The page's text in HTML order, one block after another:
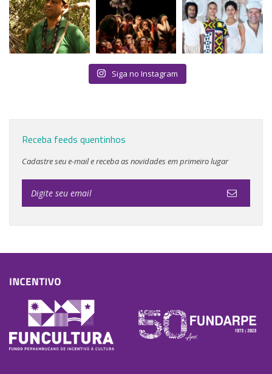
Siga no Instagram
Receba feeds quentinhos
Cadastre seu e-mail e receba as novidades em primeiro lugar